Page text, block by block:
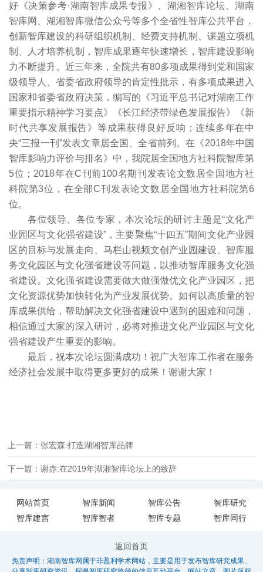
好《决策参考·湖南智库成果专报》、湖湘智库论坛、湖南
智库网、湖湘智库微信公众号等多个全省性智库公共平台，
创新智库建设的科研组织机制、经费支持机制、课题立项机
制、人才培养机制，智库成果逐年快速增长，智库建设影响
力不断提升。近三年来，全院共有80多项成果得到党和国家
级领导人、省委省政府领导的肯定性批示，有多项成果进入
国家和省委省政府决策，编写的《习近平总书记对湖南工作
重要指示精神学习要点》《长江经济带绿色发展报告》《新
时代共享发展报告》等成果获得良好反响；连续多年在中
央“三报一刊”发表文章居全国、全省前列。在《2018年中国
智库影响力评价与排名》中，我院居全国地方社科院智库第
5位；2018年在C刊前100名期刊发表论文数居全国地方社
科院第3位，在全部C刊发表论文数居全国地方社科院第6
位。
各位领导、各位专家，本次论坛的研讨主题是“文化产
业园区与文化强省建设”，主要聚焦“十四五”期间文化产业园
区的目标与发展走向、马栏山视频文创产业园建设、智库服
务文化园区与文化强省建设等问题，以推动智库服务文化强
省建设。文化强省建设需要做大做强做优文化产业园区，把
文化资源优势加快转化为产业发展优势。如何以高质量的智
库成果供给，帮助解决文化强省建设中遇到的困难和问题，
相信通过大家的深入研讨，必将对推进文化产业园区与文化
强省建设产生重要的影响。
最后，祝本次论坛圆满成功！祝广大智库工作者在服务
经济社会发展中取得更多更好的成果！谢谢大家！
上一篇：张宏森:打造湖湘智库品牌
下一篇：谢赤:在2019年湖湘智库论坛上的致辞
网站首页 智库新闻 智库公告
智库研究
智库建言
智库智者 智库专题 智库同行
返回首页
免责声明：湖南智库网属于非盈利学术网站，主要是用于发布智库研究成果、